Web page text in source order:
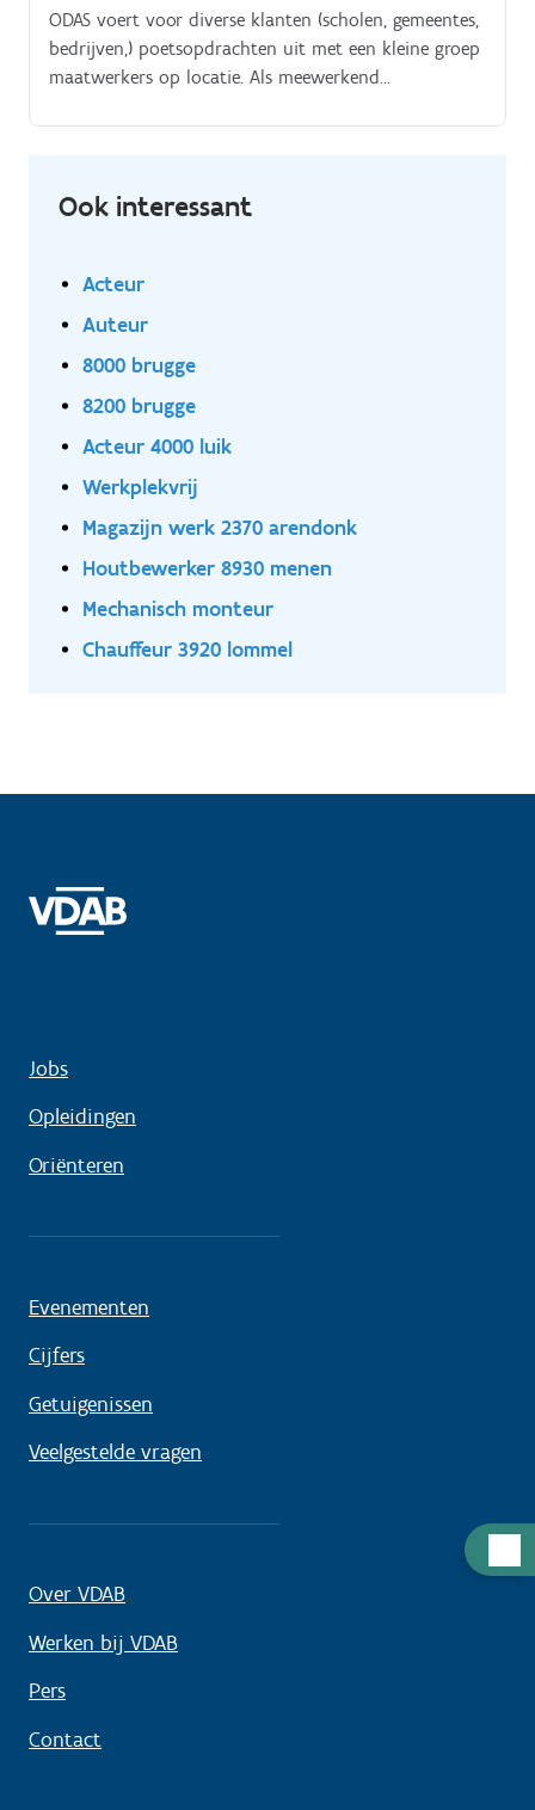
ODAS voert voor diverse klanten (scholen, gemeentes,
bedrijven,) poetsopdrachten uit met een kleine groep
maatwerkers op locatie. Als meewerkend
de mobiele ploeg vertrek je met een firmawagen
vanuit Dreef Ter Panne in Brugge naar de klanten. Bij
Ook interessant
Acteur
Auteur
8000 brugge
8200 brugge
Acteur 4000 luik
Werkplekvrij
Magazijn werk 2370 arendonk
Houtbewerker 8930 menen
Mechanisch monteur
Chauffeur 3920 lommel
Jobs
Opleidingen
Oriënteren
Evenementen
Cijfers
Getuigenissen
Veelgestelde vragen
Over VDAB
Werken bij VDAB
Pers
Contact